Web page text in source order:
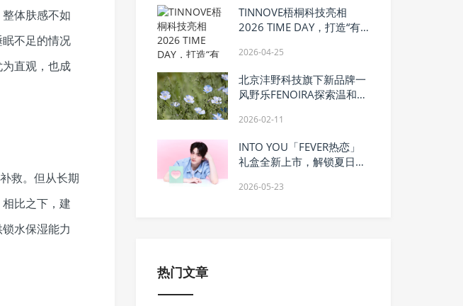
体肤感不如
不足的情况
直观，也成
救。但从长期
比之下，建
水保湿能力
TINNOVE梧桐科技亮相
2026 TIME DAY，打造“有
2026-04-25
北京沣野科技旗下新品牌一
风野乐FENOIRA探索温和有
2026-02-11
INTO YOU「FEVER热恋」
礼盒全新上市，解锁夏日色
2026-05-23
热门文章